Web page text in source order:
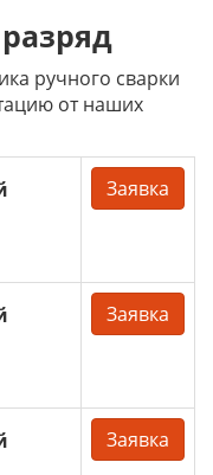
ручного сварки
от наших
Заявка
Заявка
Заявка